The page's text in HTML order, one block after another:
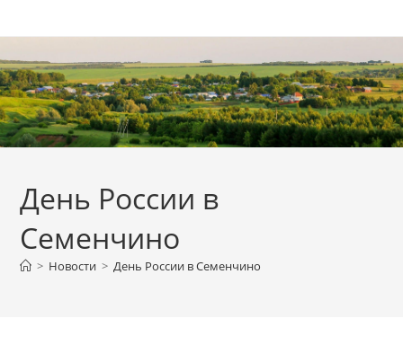
к
содержимому
День России в
Семенчино
> Новости > День России в Семенчино